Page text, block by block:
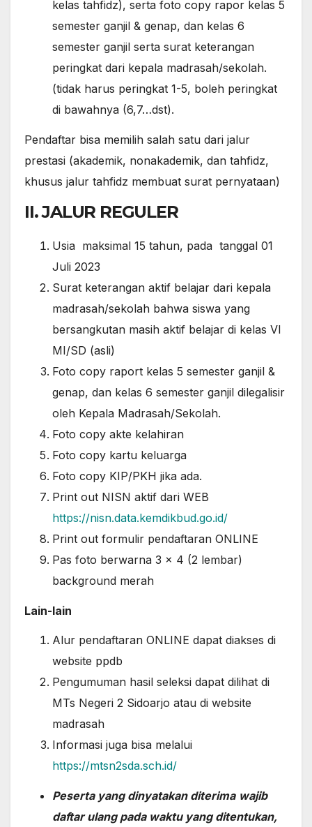
kelas tahfidz), serta foto copy rapor kelas 5
semester ganjil & genap, dan kelas 6
semester ganjil serta surat keterangan
peringkat dari kepala madrasah/sekolah.
(tidak harus peringkat 1-5, boleh peringkat
di bawahnya (6,7…dst).
Pendaftar bisa memilih salah satu dari jalur
prestasi (akademik, nonakademik, dan tahfidz,
khusus jalur tahfidz membuat surat pernyataan)
II. JALUR REGULER
Usia maksimal 15 tahun, pada tanggal 01
Juli 2023
Surat keterangan aktif belajar dari kepala
madrasah/sekolah bahwa siswa yang
bersangkutan masih aktif belajar di kelas VI
MI/SD (asli)
Foto copy raport kelas 5 semester ganjil &
genap, dan kelas 6 semester ganjil dilegalisir
oleh Kepala Madrasah/Sekolah.
Foto copy akte kelahiran
Foto copy kartu keluarga
Foto copy KIP/PKH jika ada.
Print out NISN aktif dari WEB
https://nisn.data.kemdikbud.go.id/
Print out formulir pendaftaran ONLINE
Pas foto berwarna 3 x 4 (2 lembar)
background merah
Lain-lain
Alur pendaftaran ONLINE dapat diakses di
website ppdb
Pengumuman hasil seleksi dapat dilihat di
MTs Negeri 2 Sidoarjo atau di website
madrasah
Informasi juga bisa melalui
https://mtsn2sda.sch.id/
Peserta yang dinyatakan diterima wajib
daftar ulang pada waktu yang ditentukan,